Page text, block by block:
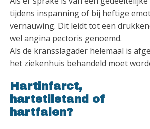
tijdens inspanning of bij heftige
vernauwing. Dit leidt tot een
wel angina pectoris genoemd.
Als de kransslagader helemaal is
het ziekenhuis behandeld moet
Hartinfarct,
hartstilstand of
hartfalen?